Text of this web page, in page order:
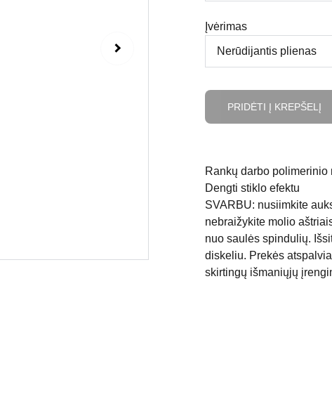
Įvėrimas
PRIDĖTI Į KREPŠELĮ
Rankų darbo
Dengti stiklo efektu
SVARBU: nusiimkite
nebraižykite molio
nuo saulės spindulių.
diskeliu. Prekės
skirtingų išmaniųjų